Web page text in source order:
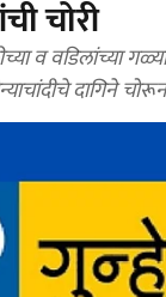
चोरी
व वडिलांच्या
दागिने